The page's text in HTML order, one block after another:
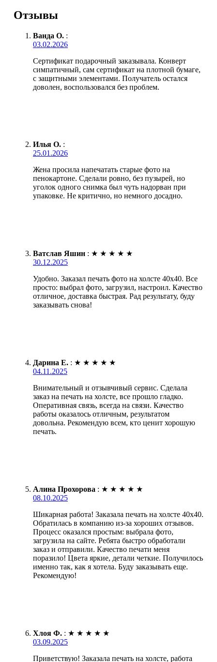
Отзывы
Ванда О. :
03.02.2026
Сертификат подарочный заказывала. Конверт
симпатичный, сам сертификат на плотной бумаге,
с защитными элементами. Получатель остался
доволен, воспользовался без проблем.
Илья О. :
25.01.2026
Жена просила напечатать старые фото на
пенокартоне. Сделали ровно, без пузырей, но
уголок одного снимка был чуть надорван при
упаковке. Не критично, но немного досадно.
Ватслав Яшин : ★ ★ ★ ★ ★
30.12.2025
Удобно. Заказал печать фото на холсте 40х40. Все
просто: выбрал фото, загрузил, настроил. Качество
отличное, доставка быстрая. Рад результату, буду
заказывать снова!
Дарина Е. : ★ ★ ★ ★ ★
04.11.2025
Внимательный и отзывчивый сервис. Сделала
заказ на печать на холсте, все прошло гладко.
Оперативная связь, всегда на связи. Качество
работы оказалось отличным, результатом
довольна. Рекомендую всем, кто ценит хорошую
печать.
Алина Прохорова : ★ ★ ★ ★ ★
08.10.2025
Шикарная работа! Заказала печать на холсте 40х40.
Обратилась в компанию из-за хороших отзывов.
Процесс оказался простым: выбрала фото,
загрузила на сайте. Ребята быстро обработали
заказ и отправили. Качество печати меня
поразило! Цвета яркие, детали четкие. Получилось
именно так, как я хотела. Буду заказывать еще.
Рекомендую!
Хлоя Ф. : ★ ★ ★ ★ ★
03.09.2025
Приветствую! Заказала печать на холсте, работа